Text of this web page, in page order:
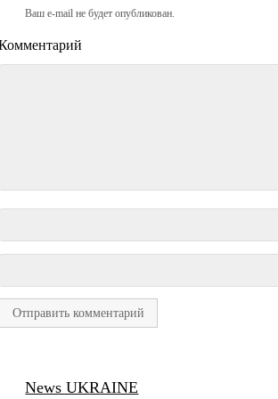
Ваш e-mail не будет опубликован.
News UKRAINE